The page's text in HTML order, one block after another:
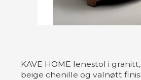
KAVE HOME lenestol i
beige chenille og valnøtt